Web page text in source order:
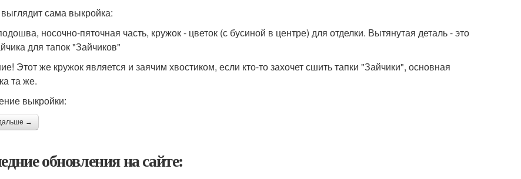
выглядит сама выкройка:
носочно-пяточная часть, кружок - цветок (с бусиной в центре) для отделки. Вытянутая деталь - это
для тапок "Зайчиков"
Этот же кружок является и заячим хвостиком, если кто-то захочет сшить тапки "Зайчики", основная
та же.
выкройки:
→
обновления на сайте: